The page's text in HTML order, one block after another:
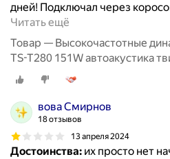
дней! Подключал через
Читать ещё
Товар — Высокочастотные
TS-T280 151W автоакустика
Вч динамики колонки пищалки
вова Смирнов
18 отзывов
13 апреля 2024
Достоинства: их просто нет